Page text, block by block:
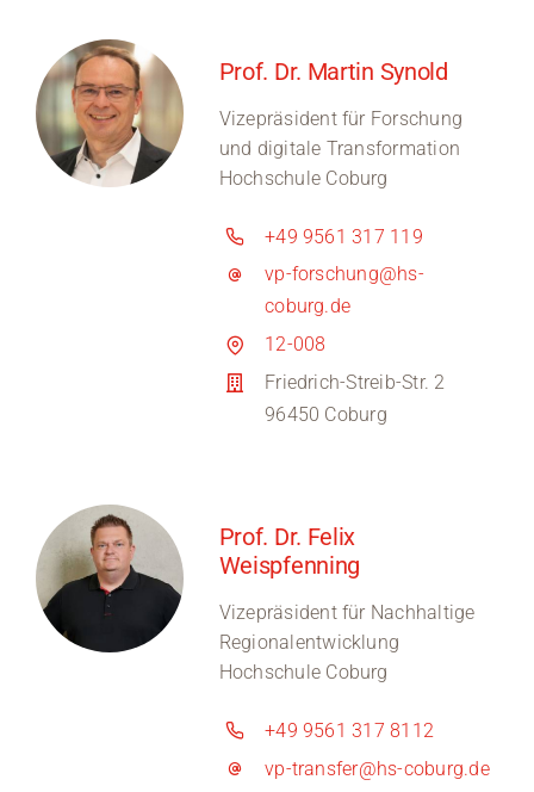
Prof. Dr. Martin Synold
Vizepräsident für Forschung
und digitale Transformation
Hochschule Coburg
+49 9561 317 119
vp-forschung@hs-
coburg.de
12-008
Friedrich-Streib-Str. 2
96450 Coburg
Prof. Dr. Felix
Weispfenning
Vizepräsident für Nachhaltige
Regionalentwicklung
Hochschule Coburg
+49 9561 317 8112
vp-transfer@hs-coburg.de